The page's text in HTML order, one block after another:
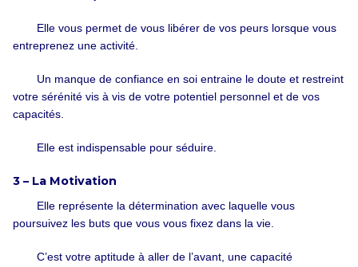
Elle vous permet de vous libérer de vos peurs lorsque vous
entreprenez une activité.
Un manque de confiance en soi entraine le doute et restreint
votre sérénité vis à vis de votre potentiel personnel et de vos
capacités.
Elle est indispensable pour séduire.
3 – La Motivation
Elle représente la détermination avec laquelle vous
poursuivez les buts que vous vous fixez dans la vie.
C’est votre aptitude à aller de l’avant, une capacité